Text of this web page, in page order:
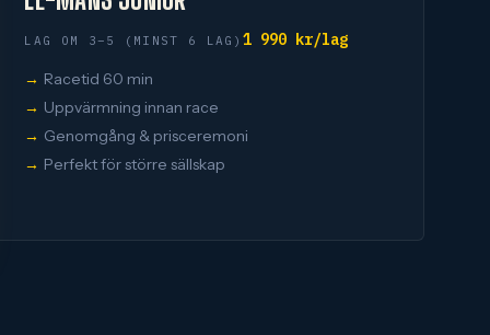
LAG OM 3–5 (MINST 6 LAG) 1 990 kr/lag
Racetid 60 min
Uppvärmning innan race
Genomgång & prisceremoni
Perfekt för större sällskap